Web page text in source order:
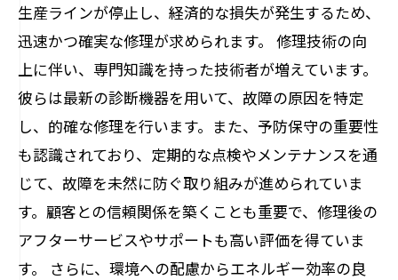
生産ラインが停止し、経済的な損失が発生するため、
迅速かつ確実な修理が求められます。 修理技術の向
上に伴い、専門知識を持った技術者が増えています。
彼らは最新の診断機器を用いて、故障の原因を特定
し、的確な修理を行います。また、予防保守の重要性
も認識されており、定期的な点検やメンテナンスを通
じて、故障を未然に防ぐ取り組みが進められていま
す。顧客との信頼関係を築くことも重要で、修理後の
アフターサービスやサポートも高い評価を得ていま
す。 さらに、環境への配慮からエネルギー効率の良